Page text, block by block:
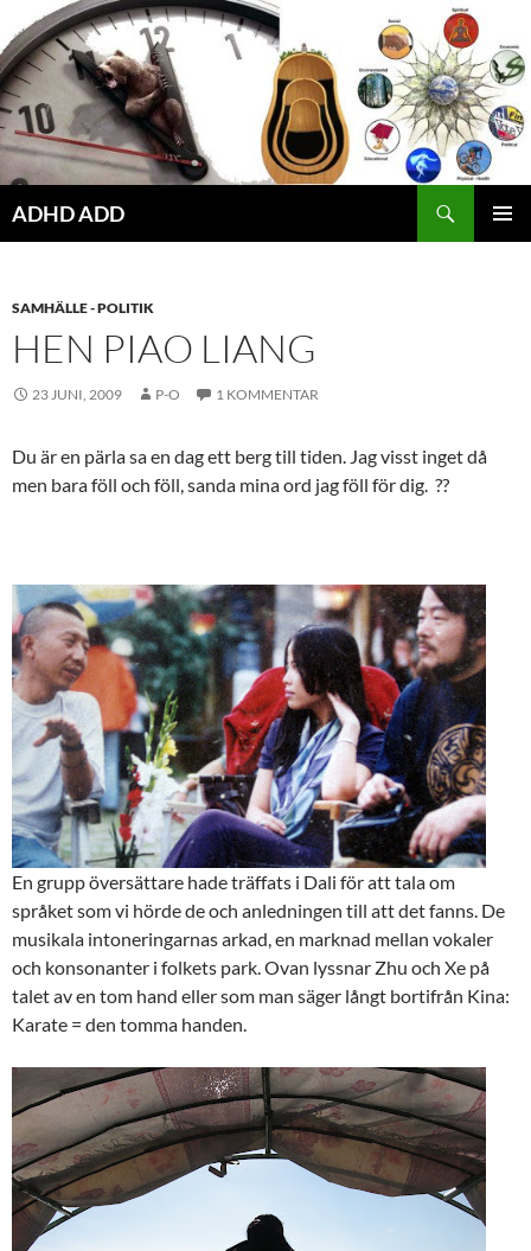
Hoppa
till
innehåll
ADHD ADD
SAMHÄLLE - POLITIK
HEN PIAO LIANG
23 JUNI, 2009 P-O 1 KOMMENTAR
Du är en pärla sa en dag ett berg till tiden. Jag visst inget då
men bara föll och föll, sanda mina ord jag föll för dig. ??
En grupp översättare hade träffats i Dali för att tala om
språket som vi hörde de och anledningen till att det fanns. De
musikala intoneringarnas arkad, en marknad mellan vokaler
och konsonanter i folkets park. Ovan lyssnar Zhu och Xe på
talet av en tom hand eller som man säger långt bortifrån Kina:
Karate = den tomma handen.